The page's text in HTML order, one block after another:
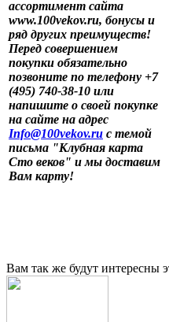
ассортимент сайта
www.100vekov.ru, бонусы и
ряд других преимуществ!
Перед совершением
покупки обязательно
позвоните по телефону +7
(495) 740-38-10 или
напишите о своей покупке
на сайте на адрес
Info@100vekov.ru с темой
письма "Клубная карта
Сто веков" и мы доставим
Вам карту!
Вам так же будут интересны